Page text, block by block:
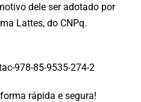
dele ser adotado por
Lattes, do CNPq.
978-85-9535-274-2
rápida e segura!